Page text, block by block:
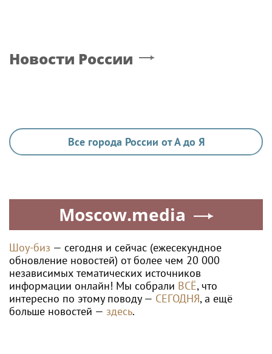
Новости России
Все города России от А до Я
Moscow.media
Шоу-биз — сегодня и сейчас (ежесекундное
обновление новостей) от более чем 20 000
независимых тематических источников
информации онлайн! Мы собрали ВСЁ, что
интересно по этому поводу — СЕГОДНЯ, а ещё
больше новостей — здесь.